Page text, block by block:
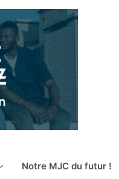
Notre MJC du futur !